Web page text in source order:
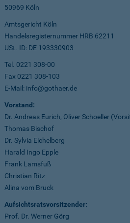
50969 Köln
Amtsgericht Köln
Handelsregisternummer HRB 62211
USt.-ID: DE 193330903
Tel. 0221 308-00
Fax 0221 308-103
E-Mail: info@gothaer.de
Vorstand:
Dr. Andreas Eurich, Oliver Schoeller
Thomas Bischof
Dr. Sylvia Eichelberg
Harald Ingo Epple
Frank Lamsfuß
Christian Ritz
Alina vom Bruck
Aufsichtsratsvorsitzender:
Prof. Dr. Werner Görg